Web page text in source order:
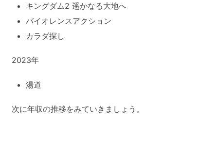
キングダム2 遥かなる大地へ
バイオレンスアクション
カラダ探し
2023年
湯道
次に年収の推移をみていきましょう。